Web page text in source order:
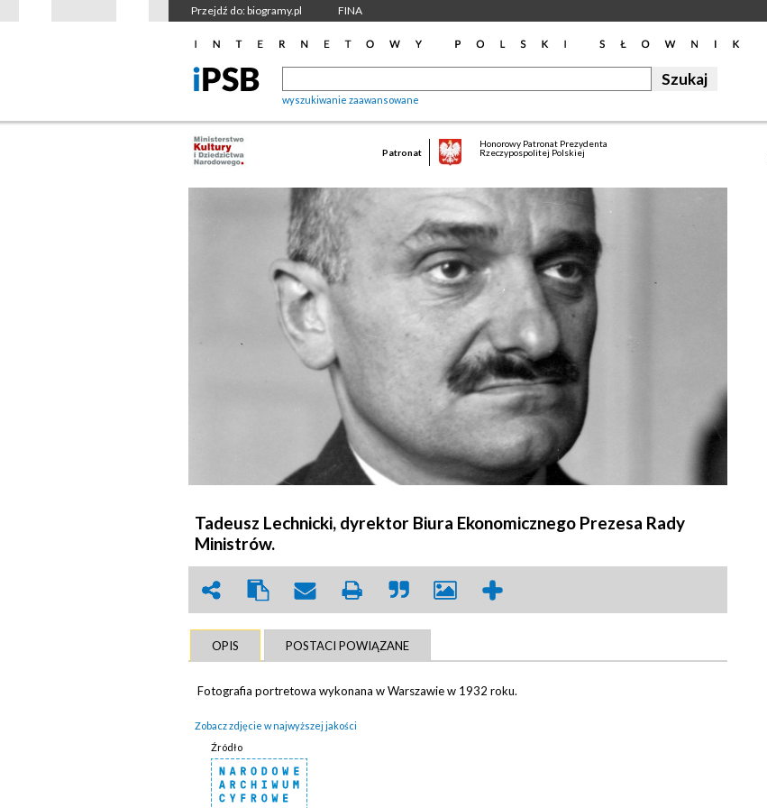
Przejdź do: biogramy.pl FINA
wyszukiwanie zaawansowane
Patronat
Honorowy Patronat Prezydenta
Rzeczypospolitej Polskiej
Tadeusz Lechnicki, dyrektor Biura Ekonomicznego Prezesa Rady
Ministrów.
OPIS POSTACI POWIĄZANE
Fotografia portretowa wykonana w Warszawie w 1932 roku.
Zobacz zdjęcie w najwyższej jakości
Źródło